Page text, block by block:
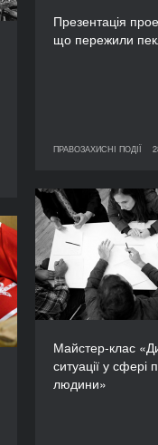
Презентація
що пережили
ПРАВОЗАХИСНІ ПОДІЇ
28 березня 2016
Майстер-клас
ситуації у сфері
людини»
Майстер-клас
ситуації у